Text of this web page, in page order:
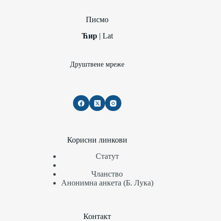
Писмо
Ћир| Lat
Друштвене мреже
Корисни линкови
Статут
Чланство
Анонимна анкета (Б. Лука)
Контакт